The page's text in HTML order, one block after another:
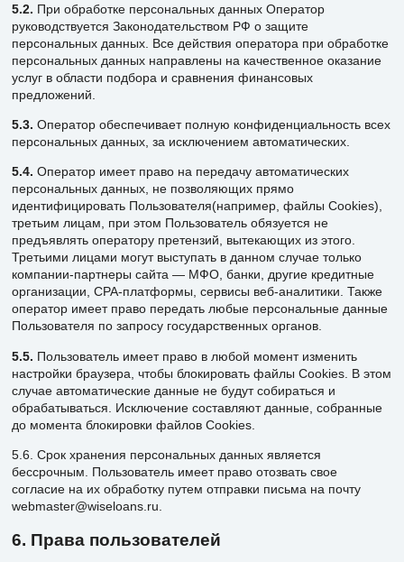
5.2. При обработке персональных данных Оператор
руководствуется Законодательством РФ о защите
персональных данных. Все действия оператора при обработке
персональных данных направлены на качественное оказание
услуг в области подбора и сравнения финансовых
предложений.
5.3. Оператор обеспечивает полную конфиденциальность всех
персональных данных, за исключением автоматических.
5.4. Оператор имеет право на передачу автоматических
персональных данных, не позволяющих прямо
идентифицировать Пользователя(например, файлы Cookies),
третьим лицам, при этом Пользователь обязуется не
предъявлять оператору претензий, вытекающих из этого.
Третьими лицами могут выступать в данном случае только
компании-партнеры сайта — МФО, банки, другие кредитные
организации, CPA-платформы, сервисы веб-аналитики. Также
оператор имеет право передать любые персональные данные
Пользователя по запросу государственных органов.
5.5. Пользователь имеет право в любой момент изменить
настройки браузера, чтобы блокировать файлы Cookies. В этом
случае автоматические данные не будут собираться и
обрабатываться. Исключение составляют данные, собранные
до момента блокировки файлов Cookies.
5.6. Срок хранения персональных данных является
бессрочным. Пользователь имеет право отозвать свое
согласие на их обработку путем отправки письма на почту
webmaster@wiseloans.ru.
6. Права пользователей